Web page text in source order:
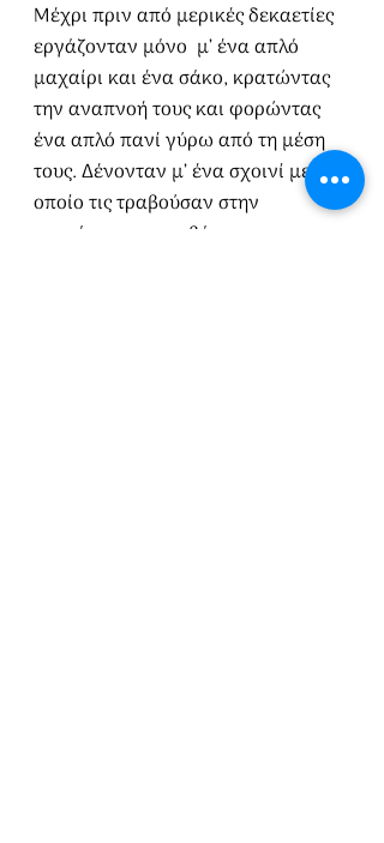
Μέχρι πριν από μερικές δεκαετίες
εργάζονταν μόνο  μ’ ένα απλό
μαχαίρι και ένα σάκο, κρατώντας
την αναπνοή τους και φορώντας
ένα απλό πανί γύρω από τη μέση
τους. Δένονταν μ’ ένα σχοινί με το
οποίο τις τραβούσαν στην
επιφάνεια και τη βάρκα που τις